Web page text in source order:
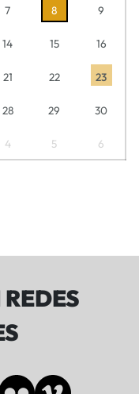
7 8 9
14 15 16
21 22 23
28 29 30
4 5 6